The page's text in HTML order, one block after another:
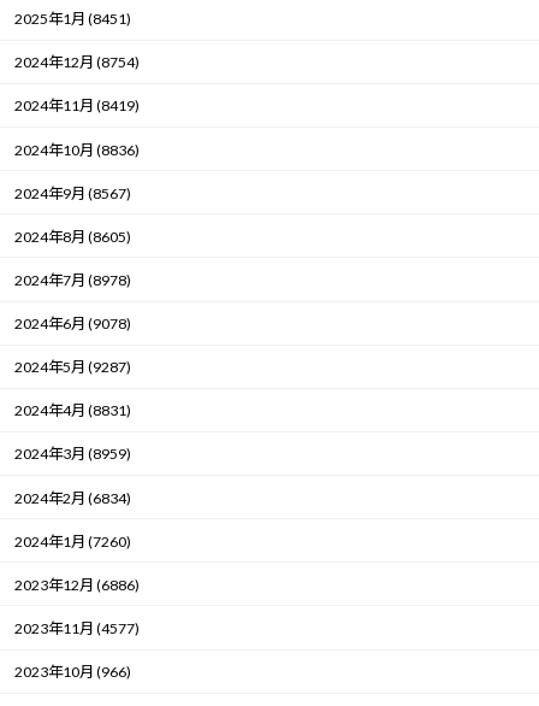
2025年1月 (8451)
2024年12月 (8754)
2024年11月 (8419)
2024年10月 (8836)
2024年9月 (8567)
2024年8月 (8605)
2024年7月 (8978)
2024年6月 (9078)
2024年5月 (9287)
2024年4月 (8831)
2024年3月 (8959)
2024年2月 (6834)
2024年1月 (7260)
2023年12月 (6886)
2023年11月 (4577)
2023年10月 (966)